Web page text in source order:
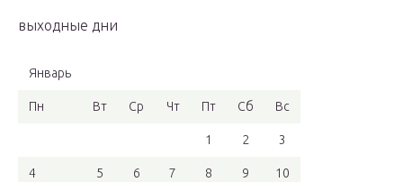
выходные дни
Январь
Пн Вт Ср Чт Пт Сб Вс
1 2 3
4 5 6 7 8 9 10